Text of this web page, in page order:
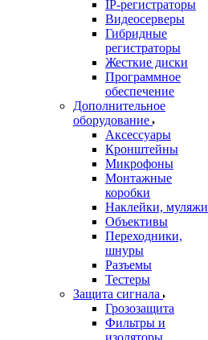
IP-регистраторы
Видеосерверы
Гибридные
регистраторы
Жесткие диски
Программное
обеспечение
Дополнительное
оборудование
Аксессуары
Кронштейны
Микрофоны
Монтажные
коробки
Наклейки, муляжи
Объективы
Переходники,
шнуры
Разъемы
Тестеры
Защита сигнала
Грозозащита
Фильтры и
изоляторы